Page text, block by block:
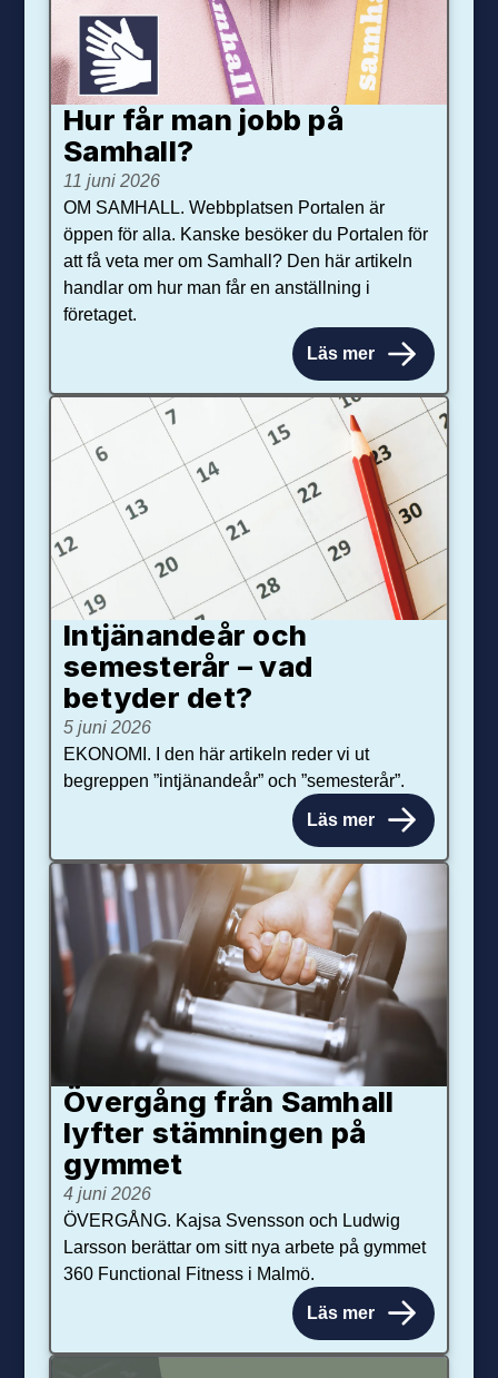
Hur får man jobb på
Samhall?
11 juni 2026
OM SAMHALL. Webbplatsen Portalen är
öppen för alla. Kanske besöker du Portalen för
att få veta mer om Samhall? Den här artikeln
handlar om hur man får en anställning i
företaget.
Läs mer
Intjänandeår och
semesterår – vad
betyder det?
5 juni 2026
EKONOMI. I den här artikeln reder vi ut
begreppen ”intjänandeår” och ”semesterår”.
Läs mer
Övergång från Samhall
lyfter stämningen på
gymmet
4 juni 2026
ÖVERGÅNG. Kajsa Svensson och Ludwig
Larsson berättar om sitt nya arbete på gymmet
360 Functional Fitness i Malmö.
Läs mer